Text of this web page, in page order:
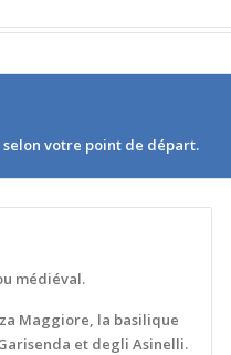
votre point de départ.
médiéval.
Maggiore, la basilique
et degli Asinelli.